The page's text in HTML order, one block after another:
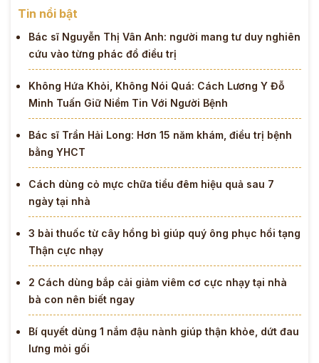
Tin nổi bật
Bác sĩ Nguyễn Thị Vân Anh: người mang tư duy nghiên
cứu vào từng phác đồ điều trị
Không Hứa Khỏi, Không Nói Quá: Cách Lương Y Đỗ
Minh Tuấn Giữ Niềm Tin Với Người Bệnh
Bác sĩ Trần Hải Long: Hơn 15 năm khám, điều trị bệnh
bằng YHCT
Cách dùng cỏ mực chữa tiểu đêm hiệu quả sau 7
ngày tại nhà
3 bài thuốc từ cây hồng bì giúp quý ông phục hồi tạng
Thận cực nhạy
2 Cách dùng bắp cải giảm viêm cơ cực nhạy tại nhà
bà con nên biết ngay
Bí quyết dùng 1 nắm đậu nành giúp thận khỏe, dứt đau
lưng mỏi gối